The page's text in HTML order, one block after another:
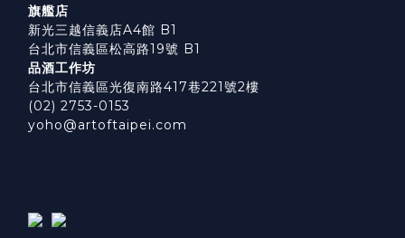
旗艦店
新光三越信義店A4館 B1
台北市信義區松高路19號 B1
品酒工作坊
台北市信義區光復南路417巷221號2樓
(02) 2753-0153
yoho@artoftaipei.com